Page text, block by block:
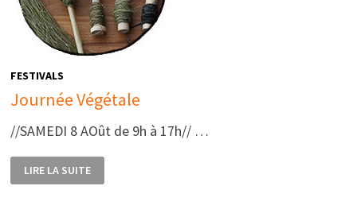
FESTIVALS
Journée Végétale
//SAMEDI 8 AOût de 9h à 17h// …
JOURNÉE
VÉGÉTALE
LIRE LA SUITE